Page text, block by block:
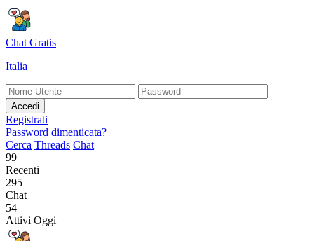
Chat Gratis
Italia
Accedi
Registrati
Password dimenticata?
Cerca Threads Chat
99
Recenti
295
Chat
54
Attivi Oggi